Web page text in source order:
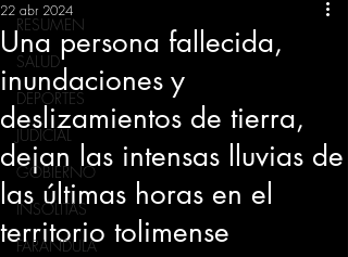
RESUMEN
SALUD
DEPORTES
JUDICIAL
GOBIERNO
INSÓLITAS
FARANDULA
Una persona fallecida,
inundaciones y
deslizamientos de tierra,
dejan las intensas lluvias de
las últimas horas en el
territorio tolimense
22 abr 2024